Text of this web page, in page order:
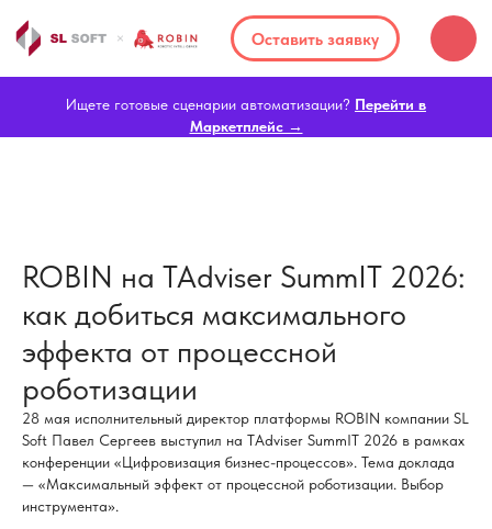
Оставить заявку
Ищете готовые сценарии автоматизации? Перейти в
Маркетплейс →
ROBIN на TAdviser SummIT 2026:
как добиться максимального
эффекта от процессной
роботизации
28 мая исполнительный директор платформы ROBIN компании SL
Soft Павел Сергеев выступил на TAdviser SummIT 2026 в рамках
конференции «Цифровизация бизнес-процессов». Тема доклада
— «Максимальный эффект от процессной роботизации. Выбор
инструмента».